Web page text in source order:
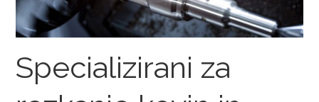
Specializirani za